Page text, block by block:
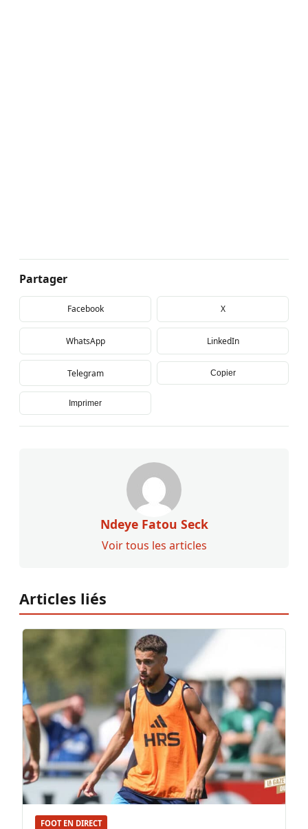
Partager
Facebook X
WhatsApp LinkedIn
Telegram Copier
Imprimer
Ndeye Fatou Seck
Voir tous les articles
Articles liés
FOOT EN DIRECT